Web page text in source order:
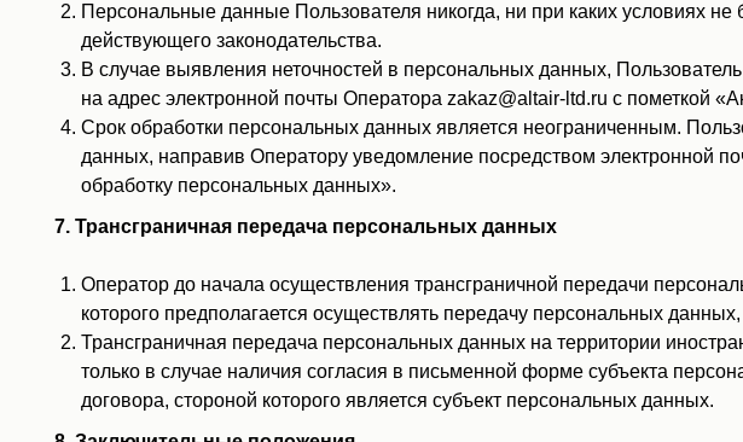
Персональные данные Пользователя никогда, ни при каких условиях
действующего законодательства.
В случае выявления неточностей в персональных данных,
на адрес электронной почты Оператора zakaz@altair-ltd.ru с пометкой
Срок обработки персональных данных является неограниченным.
данных, направив Оператору уведомление посредством электронной
обработку персональных данных».
7. Трансграничная передача персональных данных
Оператор до начала осуществления трансграничной передачи
которого предполагается осуществлять передачу персональных
Трансграничная передача персональных данных на территории
только в случае наличия согласия в письменной форме субъекта
договора, стороной которого является субъект персональных данных.